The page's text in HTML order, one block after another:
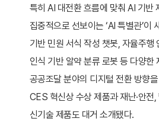
특히 AI 대전환 흐름에 맞춰 AI 기반
집중적으로 선보이는 ‘AI 특별관’이
기반 민원 서식 작성 챗봇, 자율주행
인식 기반 알약 분류 로봇 등 다양한
공공조달 분야의 디지털 전환 방향
CES 혁신상 수상 제품과 재난·안전,
신기술 제품도 대거 소개됐다.